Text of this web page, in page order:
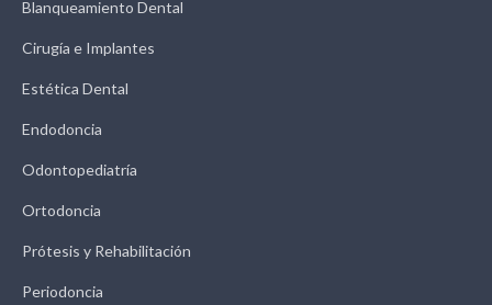
Blanqueamiento Dental
Cirugía e Implantes
Estética Dental
Endodoncia
Odontopediatría
Ortodoncia
Prótesis y Rehabilitación
Periodoncia